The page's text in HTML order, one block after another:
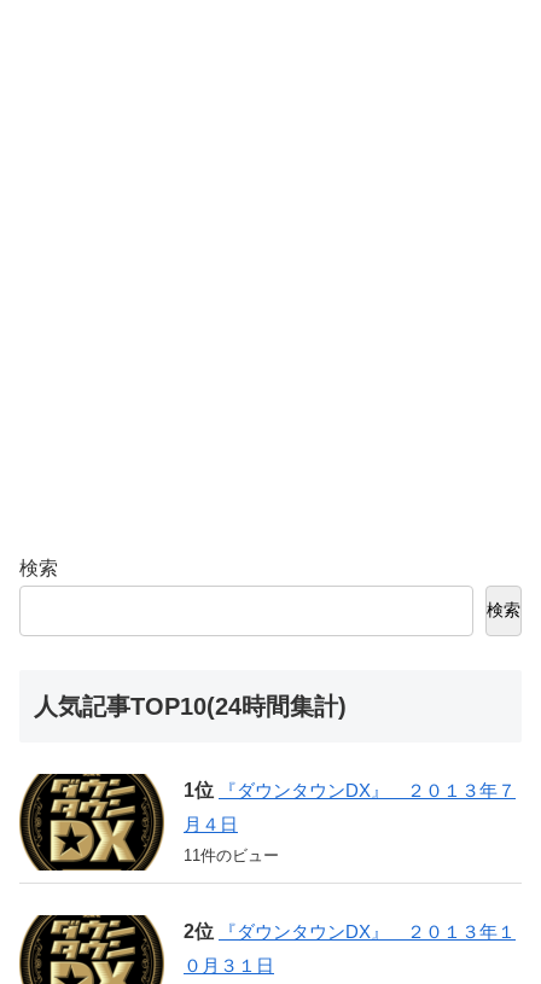
検索
検索
人気記事TOP10(24時間集計)
『ダウンタウンDX』 ２０１３年７
月４日
11件のビュー
『ダウンタウンDX』 ２０１３年１
０月３１日